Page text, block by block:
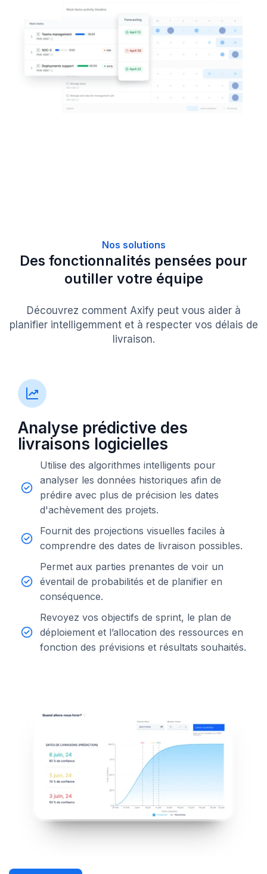
Nos solutions
Des fonctionnalités pensées pour
outiller votre équipe
Découvrez comment Axify peut vous aider à
planifier intelligemment et à respecter vos délais de
livraison.
Analyse prédictive des
livraisons logicielles
Utilise des algorithmes intelligents pour
analyser les données historiques afin de
prédire avec plus de précision les dates
d'achèvement des projets.
Fournit des projections visuelles faciles à
comprendre des dates de livraison possibles.
Permet aux parties prenantes de voir un
éventail de probabilités et de planifier en
conséquence.
Revoyez vos objectifs de sprint, le plan de
déploiement et l’allocation des ressources en
fonction des prévisions et résultats souhaités.